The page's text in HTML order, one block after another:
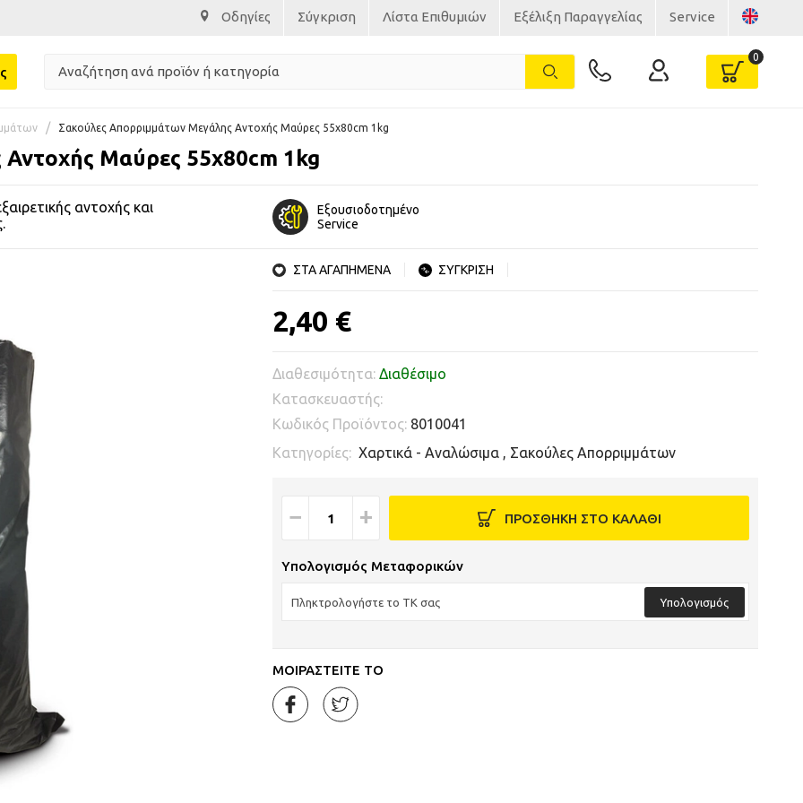
Οδηγίες Σύγκριση Λίστα Επιθυμιών Εξέλιξη Παραγγελίας Service
Σακούλες Απορριμμάτων Μεγάλης Αντοχής Μαύρες 55x80cm 1kg
Μαύρες 55x80cm 1kg
αντοχής και
Εξουσιοδοτημένο
Service
ΣΤΑ ΑΓΑΠΗΜΕΝΑ ΣΥΓΚΡΙΣΗ
2,40 €
Διαθεσιμότητα: Διαθέσιμο
Κατασκευαστής:
Κωδικός Προϊόντος: 8010041
Κατηγορίες: Χαρτικά - Αναλώσιμα , Σακούλες Απορριμμάτων
− + ΠΡΟΣΘΗΚΗ ΣΤΟ ΚΑΛΑΘΙ
Υπολογισμός Μεταφορικών
Υπολογισμός
ΜΟΙΡΑΣΤΕΙΤΕ ΤΟ